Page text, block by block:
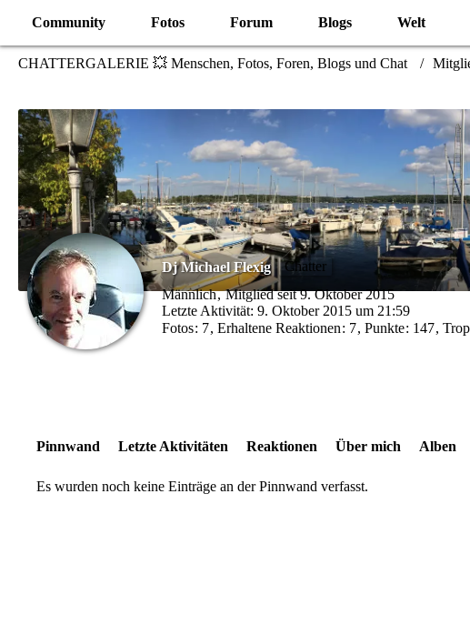
Community Fotos Forum Blogs Welt
CHATTERGALERIE 💥 Menschen, Fotos, Foren, Blogs und Chat
Dj Michael Flexig
Chatter
Männlich Mitglied seit 9. Oktober 2015
Letzte Aktivität: 9. Oktober 2015 um 21:59
Fotos 7 Erhaltene Reaktionen 7 Punkte 147
Pinnwand Letzte Aktivitäten Reaktionen Über mich Alben
Es wurden noch keine Einträge an der Pinnwand verfasst.